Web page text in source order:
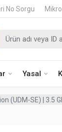
No Sorgu
Yasal
(UDM-SE) | 3.5